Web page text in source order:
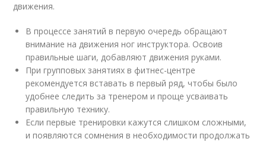
движения.
В процессе занятий в первую очередь обращают
внимание на движения ног инструктора. Освоив
правильные шаги, добавляют движения руками.
При групповых занятиях в фитнес-центре
рекомендуется вставать в первый ряд, чтобы было
удобнее следить за тренером и проще усваивать
правильную технику.
Если первые тренировки кажутся слишком сложными,
и появляются сомнения в необходимости продолжать